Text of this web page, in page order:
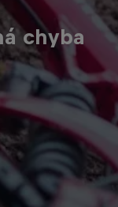
chyba